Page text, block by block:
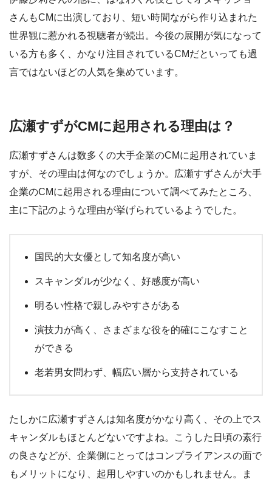
さんもCMに出演しており、短い時間ながら作り込まれた
世界観に惹かれる視聴者が続出。今後の展開が気になって
いる方も多く、かなり注目されているCMだといっても過
言ではないほどの人気を集めています。
広瀬すずがCMに起用される理由は？
広瀬すずさんは数多くの大手企業のCMに起用されていま
すが、その理由は何なのでしょうか。広瀬すずさんが大手
企業のCMに起用される理由について調べてみたところ、
主に下記のような理由が挙げられているようでした。
国民的大女優として知名度が高い
スキャンダルが少なく、好感度が高い
明るい性格で親しみやすさがある
演技力が高く、さまざまな役を的確にこなすこと
ができる
老若男女問わず、幅広い層から支持されている
たしかに広瀬すずさんは知名度がかなり高く、その上でス
キャンダルもほとんどないですよね。こうした日頃の素行
の良さなどが、企業側にとってはコンプライアンスの面で
もメリットになり、起用しやすいのかもしれません。ま